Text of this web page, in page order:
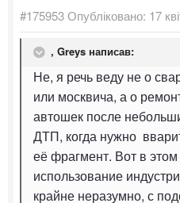
#175953Опубліковано: 17
, Greys написав:
Не, я речь веду не о
или москвича, а о
автошек после
ДТП, когда нужно
её фрагмент. Вот в
использование
крайне неразумно, с